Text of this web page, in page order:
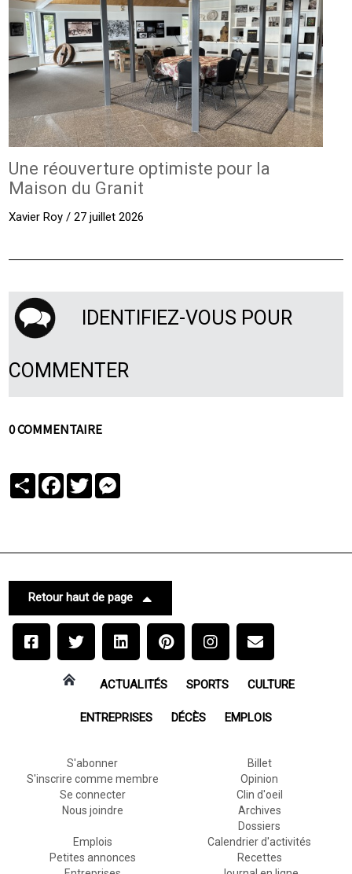
Une réouverture optimiste pour la
Maison du Granit
Xavier Roy / 27 juillet 2026
IDENTIFIEZ-VOUS POUR
COMMENTER
0 COMMENTAIRE
PartagerFacebook
Twitter
Retour haut de page
ACTUALITÉS SPORTS CULTURE
ENTREPRISES DÉCÈS EMPLOIS
S'abonner
S'inscrire comme membre
Se connecter
Nous joindre
Billet
Opinion
Clin d'oeil
Archives
Dossiers
Emplois
Petites annonces
Calendrier d'activités
Recettes